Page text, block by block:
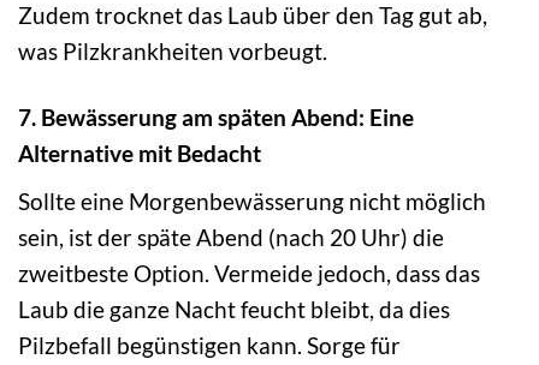
Zudem trocknet das Laub über den Tag gut ab,
was Pilzkrankheiten vorbeugt.
7. Bewässerung am späten Abend: Eine
Alternative mit Bedacht
Sollte eine Morgenbewässerung nicht möglich
sein, ist der späte Abend (nach 20 Uhr) die
zweitbeste Option. Vermeide jedoch, dass das
Laub die ganze Nacht feucht bleibt, da dies
Pilzbefall begünstigen kann. Sorge für